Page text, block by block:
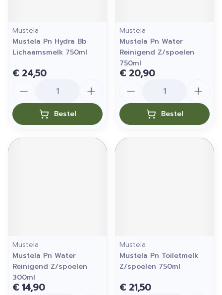
Mustela
Mustela Pn Hydra Bb
Lichaamsmelk 750ml
€ 24,50
Bestel
Mustela
Mustela Pn Water
Reinigend Z/spoelen
750ml
€ 20,90
Bestel
Mustela
Mustela Pn Water
Reinigend Z/spoelen
300ml
€ 14,90
Mustela
Mustela Pn Toiletmelk
Z/spoelen 750ml
€ 21,50